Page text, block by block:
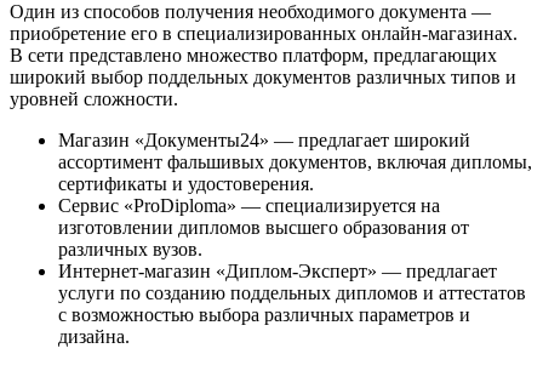
Один из способов получения необходимого документа —
приобретение его в специализированных онлайн-магазинах.
В сети представлено множество платформ, предлагающих
широкий выбор поддельных документов различных типов и
уровней сложности.
Магазин «Документы24» — предлагает широкий
ассортимент фальшивых документов, включая дипломы,
сертификаты и удостоверения.
Сервис «ProDiploma» — специализируется на
изготовлении дипломов высшего образования от
различных вузов.
Интернет-магазин «Диплом-Эксперт» — предлагает
услуги по созданию поддельных дипломов и аттестатов
с возможностью выбора различных параметров и
дизайна.